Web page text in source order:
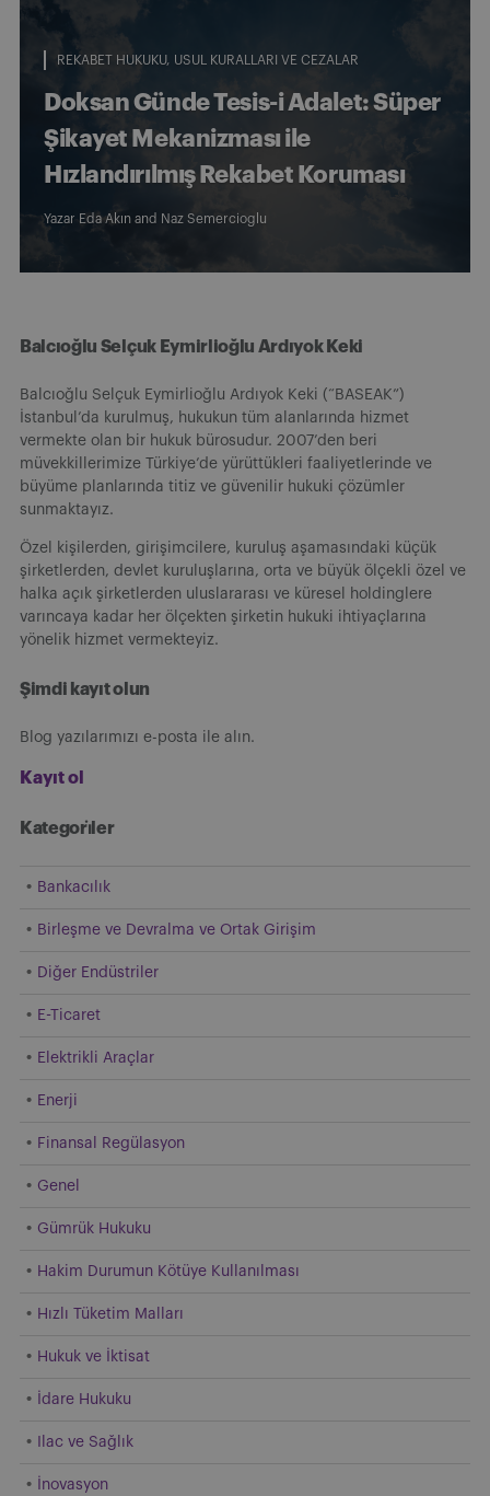
REKABET HUKUKU USUL KURALLARI VE CEZALAR
Doksan Günde Tesis-i Adalet: Süper
Şikayet Mekanizması ile
Hızlandırılmış Rekabet Koruması
Yazar Eda Akın and Naz Semercioglu
Balcıoğlu Selçuk Eymirlioğlu Ardıyok Keki
Balcıoğlu Selçuk Eymirlioğlu Ardıyok Keki (“BASEAK”)
İstanbul’da kurulmuş, hukukun tüm alanlarında hizmet
vermekte olan bir hukuk bürosudur. 2007’den beri
müvekkillerimize Türkiye’de yürüttükleri faaliyetlerinde ve
büyüme planlarında titiz ve güvenilir hukuki çözümler
sunmaktayız.
Özel kişilerden, girişimcilere, kuruluş aşamasındaki küçük
şirketlerden, devlet kuruluşlarına, orta ve büyük ölçekli özel ve
halka açık şirketlerden uluslararası ve küresel holdinglere
varıncaya kadar her ölçekten şirketin hukuki ihtiyaçlarına
yönelik hizmet vermekteyiz.
Şimdi kayıt olun
Blog yazılarımızı e-posta ile alın.
Kayıt ol
Kategori̇ler
Bankacılık
Birleşme ve Devralma ve Ortak Girişim
Diğer Endüstriler
E-Ticaret
Elektrikli Araçlar
Enerji
Finansal Regülasyon
Genel
Gümrük Hukuku
Hakim Durumun Kötüye Kullanılması
Hızlı Tüketim Malları
Hukuk ve İktisat
İdare Hukuku
Ilac ve Sağlık
İnovasyon